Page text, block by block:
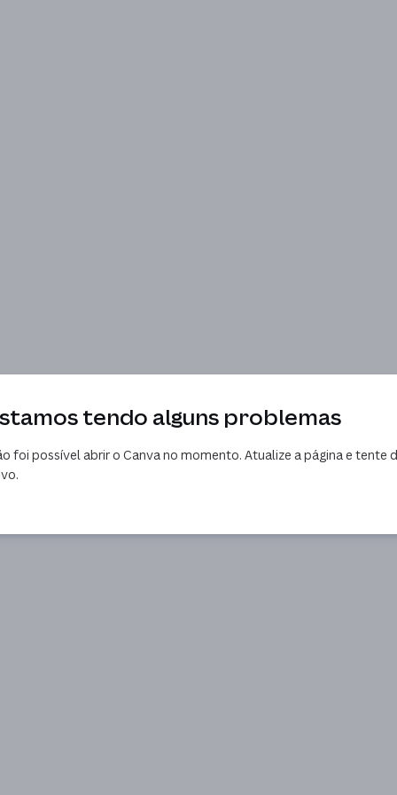
tendo alguns problemas
foi possível abrir o Canva no momento. Atualize a página e tente